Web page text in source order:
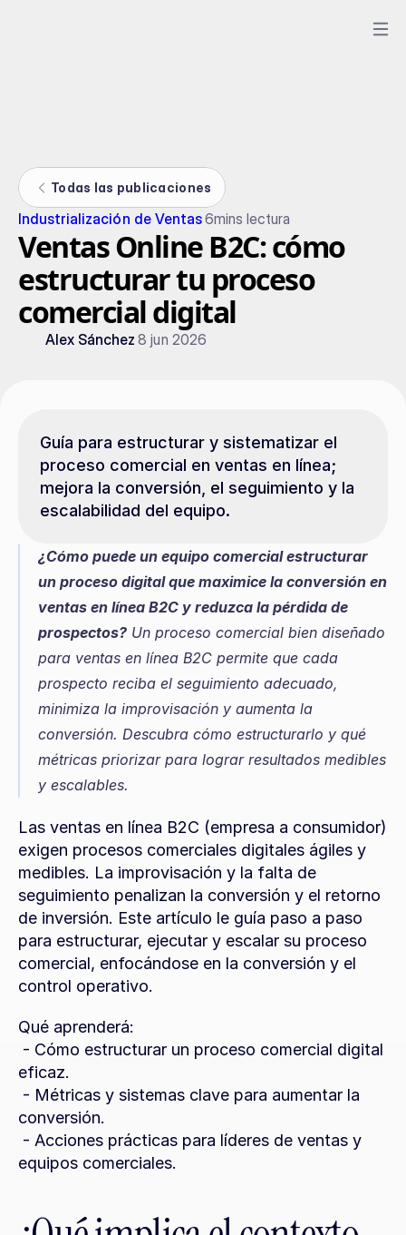
Todas las publicaciones
Industrialización de Ventas6mins lectura
Ventas Online B2C: cómo
estructurar tu proceso
comercial digital
Alex Sánchez 8 jun 2026
Guía para estructurar y sistematizar el
proceso comercial en ventas en línea;
mejora la conversión, el seguimiento y la
escalabilidad del equipo.
¿Cómo puede un equipo comercial estructurar
un proceso digital que maximice la conversión en
ventas en línea B2C y reduzca la pérdida de
prospectos? Un proceso comercial bien diseñado
para ventas en línea B2C permite que cada
prospecto reciba el seguimiento adecuado,
minimiza la improvisación y aumenta la
conversión. Descubra cómo estructurarlo y qué
métricas priorizar para lograr resultados medibles
y escalables.
Las ventas en línea B2C (empresa a consumidor)
exigen procesos comerciales digitales ágiles y
medibles. La improvisación y la falta de
seguimiento penalizan la conversión y el retorno
de inversión. Este artículo le guía paso a paso
para estructurar, ejecutar y escalar su proceso
comercial, enfocándose en la conversión y el
control operativo.
Qué aprenderá:
eficaz.
conversión.
equipos comerciales.